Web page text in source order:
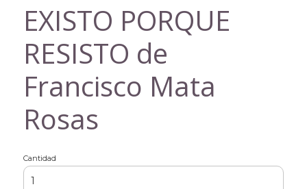
EXISTO PORQUE
RESISTO de
Francisco Mata
Rosas
Cantidad